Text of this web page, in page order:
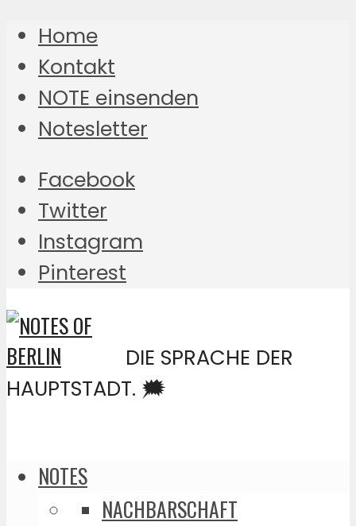
Home
Kontakt
NOTE einsenden
Notesletter
Facebook
Twitter
Instagram
Pinterest
DIE SPRACHE DER
HAUPTSTADT. 🗯️
NOTES
NACHBARSCHAFT